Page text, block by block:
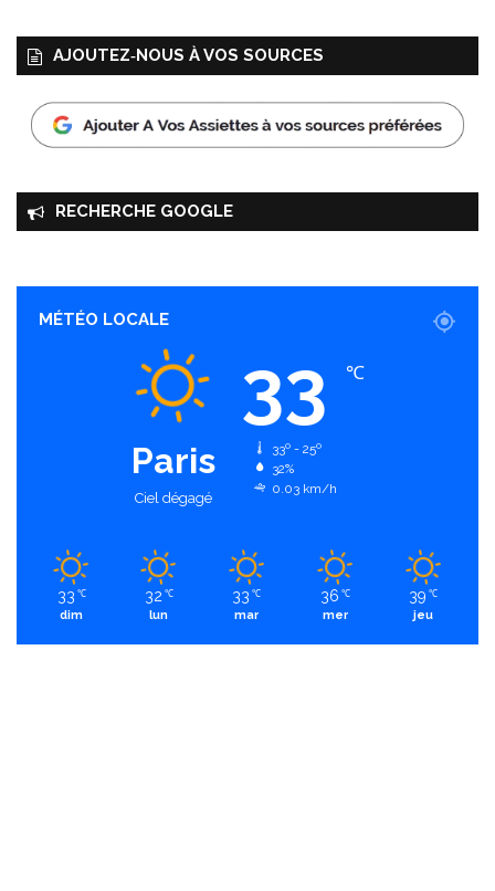
AJOUTEZ‑NOUS À VOS SOURCES
RECHERCHE GOOGLE
MÉTÉO LOCALE
Paris
Ciel dégagé
33 ℃
33º - 25º
32%
0.03 km/h
33 ℃
dim
32 ℃
lun
33 ℃
mar
36 ℃
mer
39 ℃
jeu